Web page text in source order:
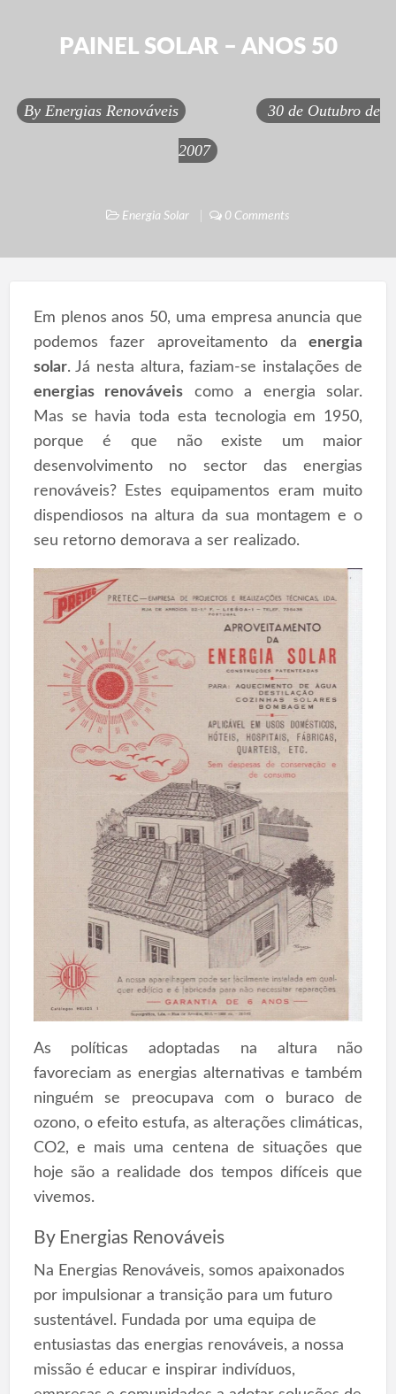
PAINEL SOLAR – ANOS 50
By Energias Renováveis 30 de Outubro de
2007
Energia Solar 0 Comments
Em plenos anos 50, uma empresa anuncia que
podemos fazer aproveitamento daenergia
solar. Já nesta altura, faziam-se instalações de
energias renováveis como a energia solar.
Mas se havia toda esta tecnologia em 1950,
porque é que não existe um maior
desenvolvimento no sector das energias
renováveis? Estes equipamentos eram muito
dispendiosos na altura da sua montagem e o
seu retorno demorava a ser realizado.
As políticas adoptadas na altura não
favoreciam as energias alternativas e também
ninguém se preocupava com o buraco de
ozono, o efeito estufa, as alterações climáticas,
CO2, e mais uma centena de situações que
hoje são a realidade dos tempos difíceis que
vivemos.
By Energias Renováveis
Na Energias Renováveis, somos apaixonados
por impulsionar a transição para um futuro
sustentável. Fundada por uma equipa de
entusiastas das energias renováveis, a nossa
missão é educar e inspirar indivíduos,